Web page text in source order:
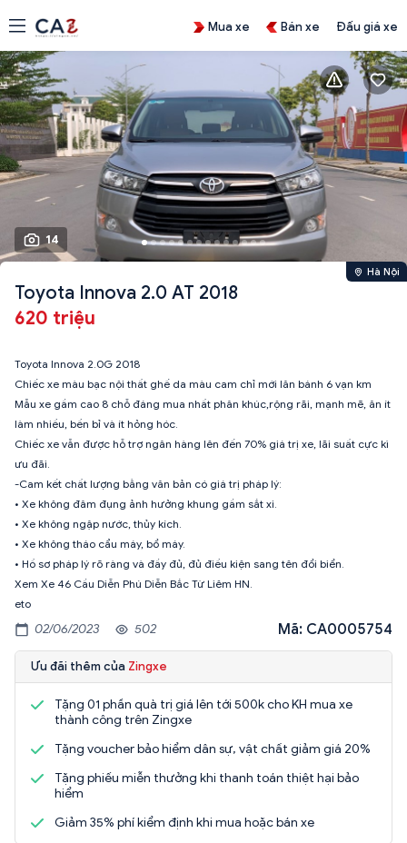
Mua xe Bán xe Đấu giá xe
14
Hà Nội
Toyota Innova 2.0 AT 2018
620 triệu
Toyota Innova 2.0G 2018
Chiếc xe màu bạc nội thất ghế da màu cam chỉ mới lăn bánh 6 vạn km
Mẫu xe gầm cao 8 chỗ đáng mua nhất phân khúc,rộng rãi, mạnh mẽ, ăn ít
làm nhiều, bền bỉ và ít hỏng hóc.
Chiếc xe vẫn được hỗ trợ ngân hàng lên đến 70% giá trị xe, lãi suất cực kì
ưu đãi.
-Cam kết chất lượng bằng văn bản có giá trị pháp lý:
• Xe không đâm đụng ảnh hưởng khung gầm sắt xi.
• Xe không ngập nước, thủy kích.
• Xe không tháo cẩu máy, bổ máy.
• Hồ sơ pháp lý rõ ràng và đầy đủ, đủ điều kiện sang tên đổi biển.
Xem Xe 46 Cầu Diễn Phú Diễn Bắc Từ Liêm HN.
eto
02/06/2023 502 Mã: CA0005754
Ưu đãi thêm của Zingxe
Tặng 01 phần quà trị giá lên tới 500k cho KH mua xe
thành công trên Zingxe
Tặng voucher bảo hiểm dân sự, vật chất giảm giá 20%
Tặng phiếu miễn thưởng khi thanh toán thiệt hại bảo
hiểm
Giảm 35% phí kiểm định khi mua hoặc bán xe